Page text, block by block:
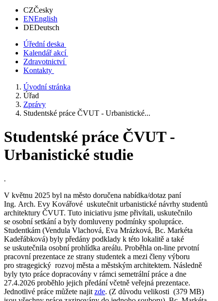
CZČesky
ENEnglish
DEDeutsch
Úřední deska
Kalendář akcí
Zdravotnictví
Kontakty
Úvodní stránka
Úřad
Zprávy
Studentské práce ČVUT - Urbanistické...
Studentské práce ČVUT -
Urbanistické studie
.
V květnu 2025 byl na město doručena nabídka/dotaz paní
Ing. Arch. Evy Kovářové uskutečnit urbanistické návrhy studentů
architektury ČVUT. Tuto iniciativu jsme přivítali, uskutečnilo
se osobní setkání a byly domluveny podmínky spolupráce.
Studentkám (Vendula Vlachová, Eva Mrázková, Bc. Markéta
Kadeřábková) byly předány podklady k této lokalitě a také
se uskutečnila osobní prohlídka areálu. Proběhla on-line prvotní
pracovní prezentace ze strany studentek a mezi členy výboru
pro stragegický rozvoj města a městským architektem. Následně
byly tyto práce dopracovány v rámci semetrální práce a dne
27.4.2026 proběhlo jejich předání včetně veřejná prezentace.
Jednotlivé práce můžete najit zde. (Z důvodu velikosti (379 MB)